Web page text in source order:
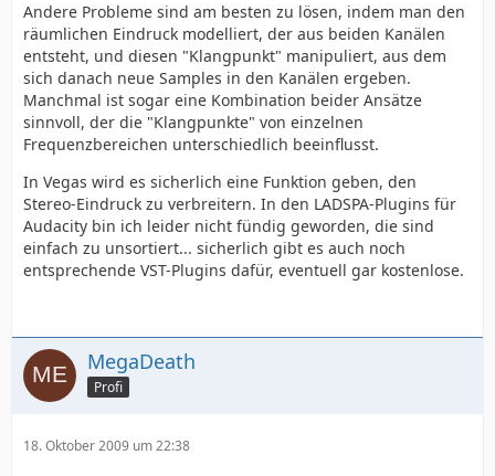
Andere Probleme sind am besten zu lösen, indem man den
räumlichen Eindruck modelliert, der aus beiden Kanälen
entsteht, und diesen "Klangpunkt" manipuliert, aus dem
sich danach neue Samples in den Kanälen ergeben.
Manchmal ist sogar eine Kombination beider Ansätze
sinnvoll, der die "Klangpunkte" von einzelnen
Frequenzbereichen unterschiedlich beeinflusst.
In Vegas wird es sicherlich eine Funktion geben, den
Stereo-Eindruck zu verbreitern. In den LADSPA-Plugins für
Audacity bin ich leider nicht fündig geworden, die sind
einfach zu unsortiert... sicherlich gibt es auch noch
entsprechende VST-Plugins dafür, eventuell gar kostenlose.
MegaDeath
Profi
18. Oktober 2009 um 22:38